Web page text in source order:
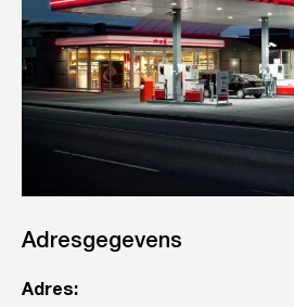
Adresgegevens
Adres: